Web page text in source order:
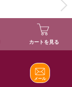
カートを見る
メール